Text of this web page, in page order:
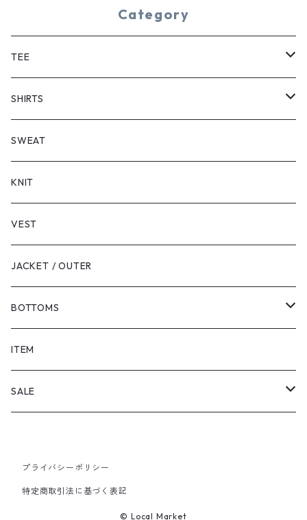
Category
TEE
SHORT SLEEVE
LONG SLEEVE
SHIRTS
SHORT SLEEVE
LONG SLEEVE
SWEAT
KNIT
VEST
JACKET / OUTER
BOTTOMS
SHORTS
PANTS
ITEM
SALE
PANTS
プライバシーポリシー
特定商取引法に基づく表記
© Local Market